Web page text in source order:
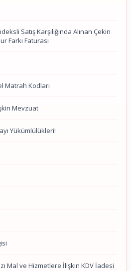
Satış Karşılığında Alınan Çekin
Farkı Faturası
Matrah Kodları
Mevzuat
Yükümlülükleri!
Mal ve Hizmetlere İlişkin KDV İadesi